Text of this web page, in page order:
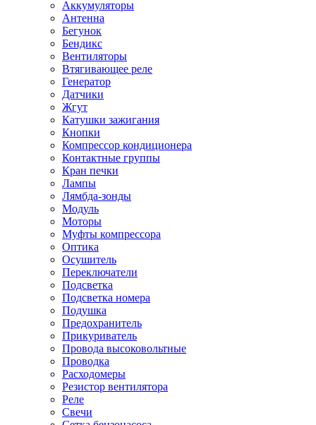
Аккумуляторы
Антенна
Бегунок
Бендикс
Вентиляторы
Втягивающее реле
Генератор
Датчики
Жгут
Катушки зажигания
Кнопки
Компрессор кондиционера
Контактные группы
Кран печки
Лампы
Лямбда-зонды
Модуль
Моторы
Муфты компрессора
Оптика
Осушитель
Переключатели
Подсветка
Подсветка номера
Подушка
Предохранитель
Прикуриватель
Провода высоковольтные
Проводка
Расходомеры
Резистор вентилятора
Реле
Свечи